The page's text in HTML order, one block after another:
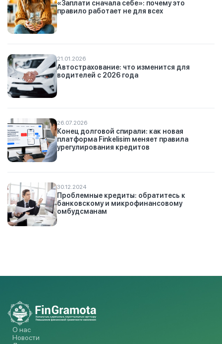
«Заплати сначала себе»: почему это
правило работает не для всех
21.01.2026
Автострахование: что изменится для
водителей с 2026 года
26.07.2026
Конец долговой спирали: как новая
платформа Finkelisim меняет правила
урегулирования кредитов
30.12.2024
Проблемные кредиты: обратитесь к
банковскому и микрофинансовому
омбудсманам
О нас
Новости